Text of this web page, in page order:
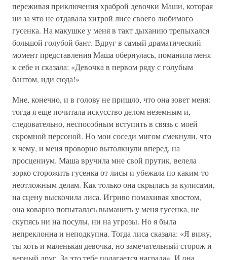
переживая приключения храброй девочки Маши, которая
ни за что не отдавала хитрой лисе своего любимого
гусенка. На макушке у меня в такт дыханию трепыхался
большой голубой бант. Вдруг в самый драматический
момент представления Маша обернулась, поманила меня
к себе и сказала: «Девочка в первом ряду с голубым
бантом, иди сюда!»
Мне, конечно, и в голову не пришло, что она зовет меня:
тогда я еще почитала искусство делом неземным и,
следовательно, неспособным вступить в связь с моей
скромной персоной. Но мои соседи мигом смекнули, что
к чему, и меня проворно вытолкнули вперед, на
просцениум. Маша вручила мне свой прутик, велела
зорко сторожить гусенка от лисы и убежала по каким-то
неотложным делам. Как только она скрылась за кулисами,
на сцену выскочила лиса. Игриво помахивая хвостом,
она коварно попыталась выманить у меня гусенка, не
скупясь ни на посулы, ни на угрозы. Но я была
непреклонна и неподкупна. Тогда лиса сказала: «Я вижу,
ты хоть и маленькая девочка, но замечательный сторож и
верный друг. За это тебе полагается награда». И она